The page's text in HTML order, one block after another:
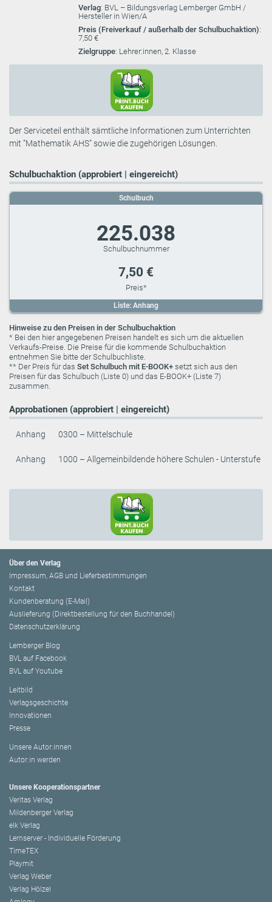
Verlag: BVL – Bildungsverlag Lemberger GmbH /
Hersteller in Wien/A
Preis (Freiverkauf / außerhalb der Schulbuchaktion):
7,50 €
Zielgruppe: Lehrer:innen, 2. Klasse
Der Serviceteil enthält sämtliche Informationen zum Unterrichten
mit ”Mathematik AHS” sowie die zugehörigen Lösungen.
Schulbuchaktion (approbiert | eingereicht)
Liste: Anhang
Schulbuch
225.038
7,50 €
Hinweise zu den Preisen in der Schulbuchaktion
* Bei den hier angegebenen Preisen handelt es sich um die aktuellen
Verkaufs-Preise. Die Preise für die kommende Schulbuchaktion
entnehmen Sie bitte der Schulbuchliste.
** Der Preis für das Set Schulbuch mit E-BOOK+ setzt sich aus den
Preisen für das Schulbuch (Liste 0) und das E-BOOK+ (Liste 7)
zusammen.
Approbationen (approbiert | eingereicht)
Anhang 0300 – Mittelschule
Anhang 1000 – Allgemeinbildende höhere Schulen - Unterstufe
Über den Verlag
Impressum, AGB und Lieferbestimmungen
Kontakt
Kundenberatung (E-Mail)
Auslieferung (Direktbestellung für den Buchhandel)
Datenschutzerklärung
Lemberger Blog
BVL auf Facebook
BVL auf Youtube
Leitbild
Verlagsgeschichte
Innovationen
Presse
Unsere Autor:innen
Autor:in werden
Unsere Kooperationspartner
Veritas Verlag
Mildenberger Verlag
elk Verlag
Lernserver - Individuelle Förderung
TimeTEX
Playmit
Verlag Weber
Verlag Hölzel